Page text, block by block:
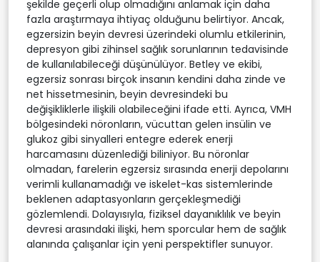
şekilde geçerli olup olmadığını anlamak için daha
fazla araştırmaya ihtiyaç olduğunu belirtiyor. Ancak,
egzersizin beyin devresi üzerindeki olumlu etkilerinin,
depresyon gibi zihinsel sağlık sorunlarının tedavisinde
de kullanılabileceği düşünülüyor. Betley ve ekibi,
egzersiz sonrası birçok insanın kendini daha zinde ve
net hissetmesinin, beyin devresindeki bu
değişikliklerle ilişkili olabileceğini ifade etti. Ayrıca, VMH
bölgesindeki nöronların, vücuttan gelen insülin ve
glukoz gibi sinyalleri entegre ederek enerji
harcamasını düzenlediği biliniyor. Bu nöronlar
olmadan, farelerin egzersiz sırasında enerji depolarını
verimli kullanamadığı ve iskelet-kas sistemlerinde
beklenen adaptasyonların gerçekleşmediği
gözlemlendi. Dolayısıyla, fiziksel dayanıklılık ve beyin
devresi arasındaki ilişki, hem sporcular hem de sağlık
alanında çalışanlar için yeni perspektifler sunuyor.